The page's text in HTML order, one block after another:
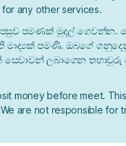
any other services.
පසුව පමණක් මුදල් ගෙවන්න.
පමණි. ඔබගේ
සෙවාවන් ලබාගෙන
money before meet. This
are not responsible for